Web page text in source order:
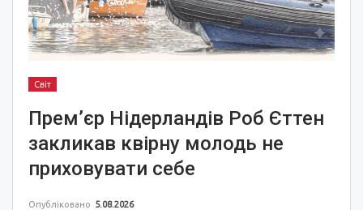
Світ
Прем’єр Нідерландів Роб Єттен
закликав квірну молодь не
приховувати себе
Опубліковано 5.08.2026